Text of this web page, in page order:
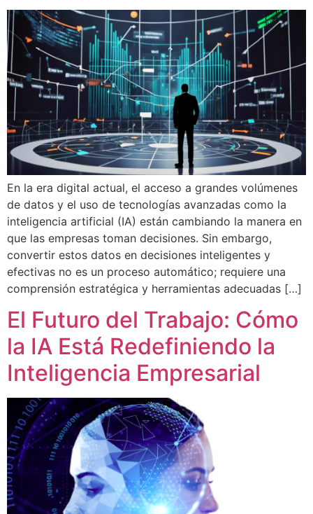
En la era digital actual, el acceso a grandes volúmenes
de datos y el uso de tecnologías avanzadas como la
inteligencia artificial (IA) están cambiando la manera en
que las empresas toman decisiones. Sin embargo,
convertir estos datos en decisiones inteligentes y
efectivas no es un proceso automático; requiere una
comprensión estratégica y herramientas adecuadas […]
El Futuro del Trabajo: Cómo
la IA Está Redefiniendo la
Inteligencia Empresarial